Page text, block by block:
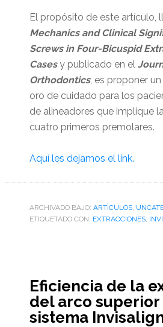
El propósito de este artículo,
Mechanics and Clinical
Screws in Four-Bicuspid
Casesy publicado en el
Orthodontics, es proponer
oro de cuidado para los
de alineadores que implique
cuatro primeros premolares.
Aquí les dejamos el link.
ARCHIVADO BAJO: ARTÌCULOS,
ETIQUETADO CON: EXTRACCIONES,
Eficiencia de la
del arco superior
sistema